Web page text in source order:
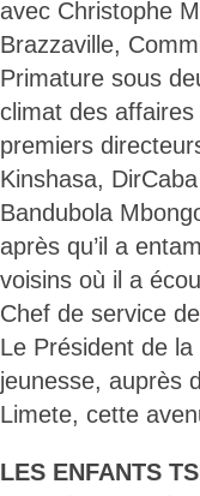
avec Christophe
Brazzaville,
Primature sous
climat des
premiers
Kinshasa,
Bandubola
après qu’il a
voisins où il a
Chef de service de
Le Président de
jeunesse, auprès
Limete, cette
LES ENFANTS